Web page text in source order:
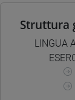
Struttura
LINGUA